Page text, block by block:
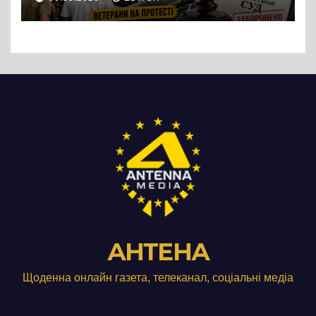
підприємства ТОВ «Омега
Три», що займається
АНТЕНА
Щоденна онлайн газета, телеканал, соціальні медіа